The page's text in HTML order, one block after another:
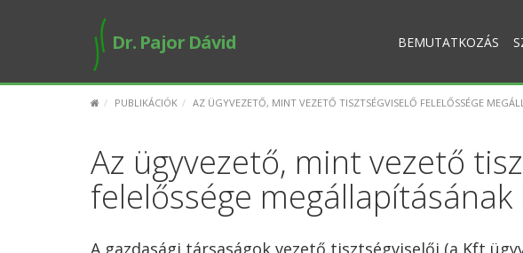
Dr. Pajor Dávid BEMUTATKOZÁS
PUBLIKÁCIÓK AZ ÜGYVEZETŐ, MINT VEZETŐ TISZTSÉGVISELŐ FELELŐSSÉGE
Az ügyvezető, mint vezető
felelőssége megállapításának
A gazdasági társaságok vezető tisztségviselői (a Kft